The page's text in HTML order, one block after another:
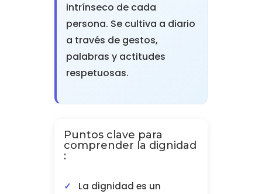
intrínseco de cada
persona. Se cultiva a diario
a través de gestos,
palabras y actitudes
respetuosas.
Puntos clave para
comprender la dignidad
:
La dignidad es un